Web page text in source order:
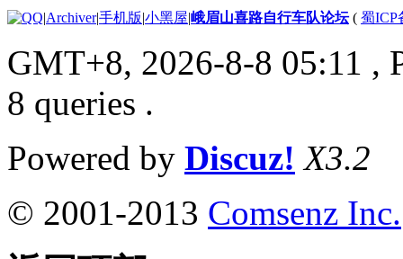
|Archiver|手机版|小黑屋|峨眉山喜路自行车队论坛( 蜀ICP
GMT+8, 2026-8-8 05:11 ,
8 queries .
Powered by Discuz! X3.2
© 2001-2013 Comsenz Inc.